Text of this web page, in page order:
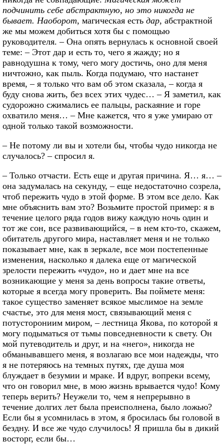
подчинить себе абстрактную, но это никогда не
бывает. Наоборот, магическая есть дар, абстрактной
же мы можем добиться хотя бы с помощью
руководителя. – Она опять вернулась к основной своей
теме: – Этот дар и есть то, чего я жажду; но я
равнодушна к тому, чего могу достичь, оно для меня
ничтожно, как пыль. Когда подумаю, что настанет
время, – я только что вам об этом сказала, – когда я
буду снова жить, без всех этих чудес… – Я заметил, как
судорожно сжимались ее пальцы, раскаяние и горе
охватило меня… – Мне кажется, что я уже умираю от
одной только такой возможности.
– Не потому ли вы и хотели бы, чтобы чудо никогда не
случалось? – спросил я.
– Только отчасти. Есть еще и другая причина. Я… я… –
она задумалась на секунду, – еще недостаточно созрела,
чтоб пережить чудо в этой форме. В этом все дело. Как
мне объяснить вам это? Возьмите простой пример: я в
течение целого ряда годов вижу каждую ночь один и
тот же сон, все развивающийся, – в нем кто-то, скажем,
обитатель другого мира, наставляет меня и не только
показывает мне, как в зеркале, все мои постепенные
изменения, насколько я далека еще от магической
зрелости пережить «чудо», но и дает мне на все
возникающие у меня за день вопросы такие ответы,
которые я всегда могу проверить. Вы поймете меня:
такое существо заменяет всякое мыслимое на земле
счастье, это для меня мост, связывающий меня с
потусторониим миром, – лестница Якова, по которой я
могу подыматься от тьмы повседневности к свету. Он
мой путеводитель и друг, и на «него», никогда не
обманывавшего меня, я возлагаю все мои надежды, что
я не потеряюсь на темных путях, где душа моя
блуждает в безумии и мраке. И вдруг, вопреки всему,
что он говорил мне, в мою жизнь врывается чудо! Кому
теперь верить? Неужели то, чем я непрерывно в
течение долгих лет была преисполнена, было ложью?
Если бы я усомнилась в этом, я бросилась бы головой в
бездну. И все же чудо случилось! Я пришла бы в дикий
восторг, если бы…